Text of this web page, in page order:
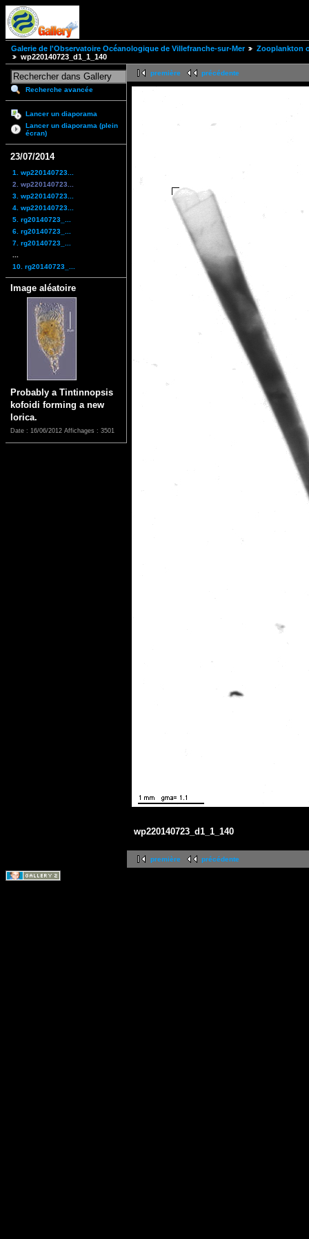
Galerie de l'Observatoire Océanologique de Villefranche-sur-Mer
Zooplankton
wp220140723_d1_1_140
Recherche avancée
Lancer un diaporama
Lancer un diaporama (plein
écran)
23/07/2014
1. wp220140723...
2. wp220140723...
3. wp220140723...
4. wp220140723...
5. rg20140723_...
6. rg20140723_...
7. rg20140723_...
10. rg20140723_...
Image aléatoire
Probably a Tintinnopsis
kofoidi forming a new
lorica.
Date : 16/06/2012 Affichages : 3501
première précédente
wp220140723_d1_1_140
première précédente